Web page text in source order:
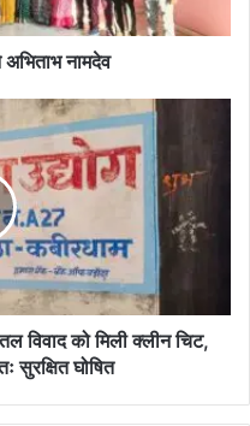
अभिताभ नामदेव
विवाद को मिली क्लीन चिट,
सुरक्षित घोषित